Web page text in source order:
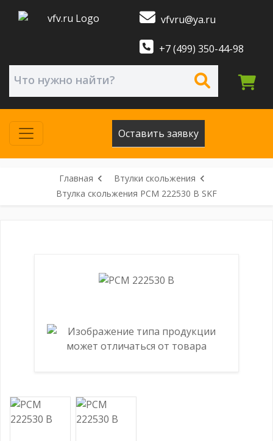
vfvru@ya.ru
+7 (499) 350-44-98
Оставить заявку
Главная
Втулки скольжения
Втулка скольжения PCM 222530 B SKF